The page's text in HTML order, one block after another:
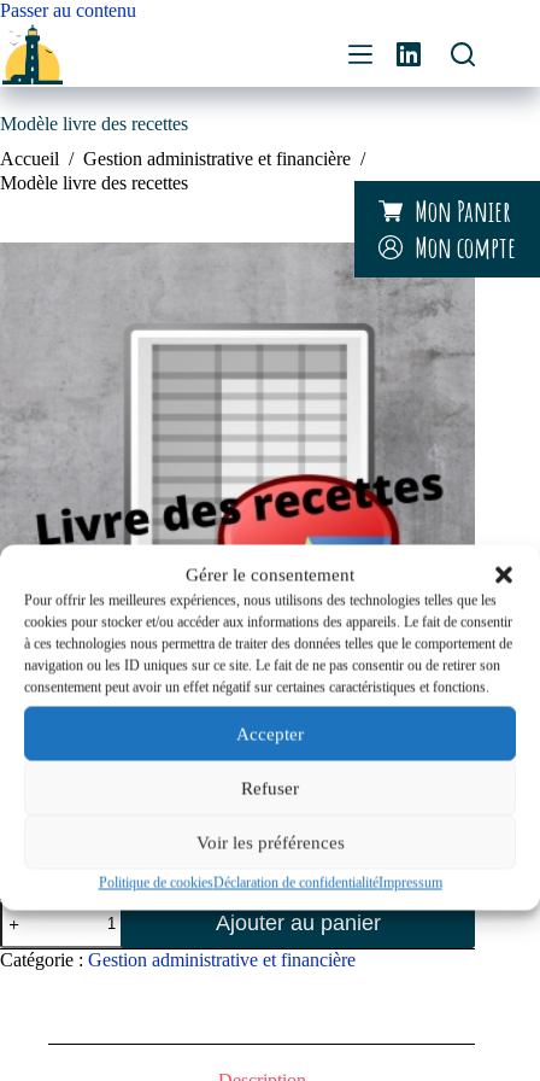
Gérer le consentement
Pour offrir les meilleures expériences, nous utilisons des technologies telles que les
cookies pour stocker et/ou accéder aux informations des appareils. Le fait de consentir
à ces technologies nous permettra de traiter des données telles que le comportement de
navigation ou les ID uniques sur ce site. Le fait de ne pas consentir ou de retirer son
consentement peut avoir un effet négatif sur certaines caractéristiques et fonctions.
Accepter
Refuser
Voir les préférences
Politique de cookiesDéclaration de confidentialitéImpressum
Mon Panier
Mon compte
Passer au contenu
Modèle livre des recettes
Accueil / Gestion administrative et financière /
Modèle livre des recettes
Modèle livre des recettes – mentions obligatoires – suivi
quantité
de
Modèle
livre
Ajouter au panier
Catégorie : Gestion administrative et financière